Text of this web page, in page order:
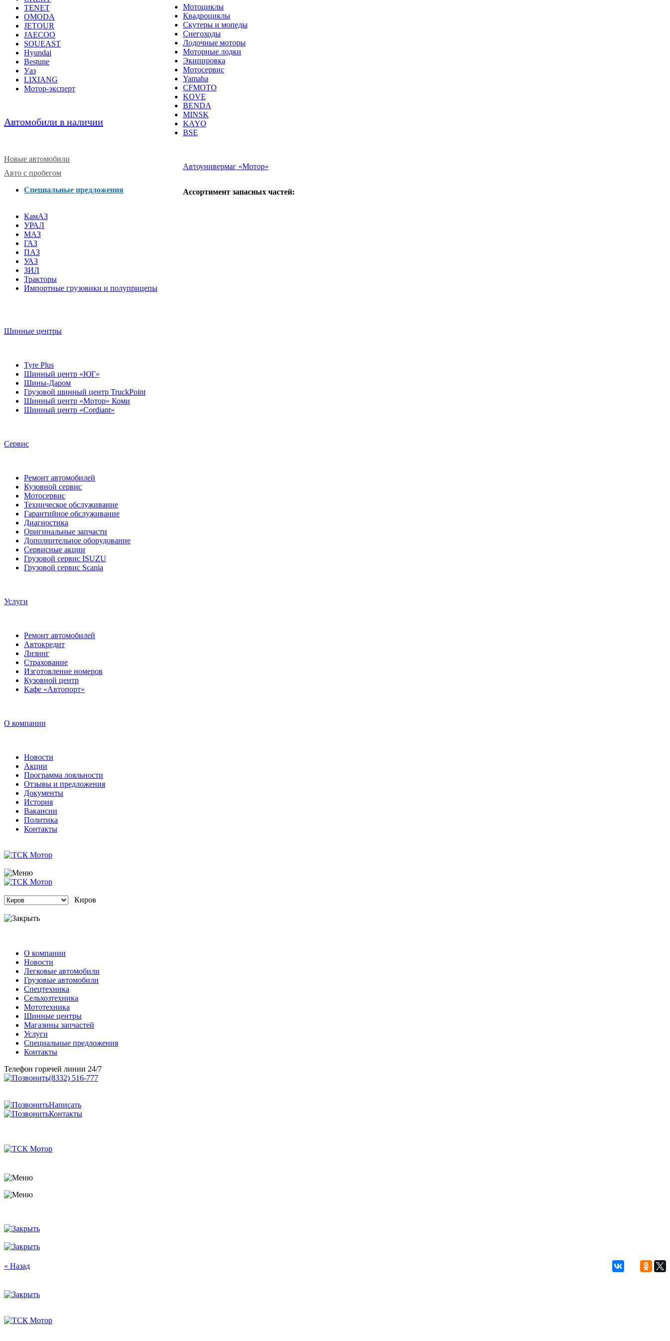
TENET
OMODA
JETOUR
JAECOO
SOUEAST
Hyundai
Bestune
Уаз
LIXIANG
Мотор-эксперт
Автомобили в наличии
Новые автомобили
Авто с пробегом
Специальные предложения
Мотоциклы
Квадроциклы
Скутеры и мопеды
Снегоходы
Лодочные моторы
Моторные лодки
Экипировка
Мотосервис
Yamaha
CFMOTO
KOVE
BENDA
MINSK
KAYO
BSE
Автоунивермаг «Мотор»
Ассортимент запасных частей:
КамАЗ
УРАЛ
МАЗ
ГАЗ
ПАЗ
УАЗ
ЗИЛ
Тракторы
Импортные грузовики и полуприцепы
Шинные центры
Tyre Plus
Шинный центр «ЮГ»
Шины-Даром
Грузовой шинный центр TruckPoint
Шинный центр «Мотор» Коми
Шинный центр «Cordiant»
Сервис
Ремонт автомобилей
Кузовной сервис
Мотосервис
Техническое обслуживание
Гарантийное обслуживание
Диагностика
Оригинальные запчасти
Дополнительное оборудование
Сервисные акции
Грузовой сервис ISUZU
Грузовой сервис Scania
Услуги
Ремонт автомобилей
Автокредит
Лизинг
Страхование
Изготовление номеров
Кузовной центр
Кафе «Автопорт»
О компании
Новости
Акции
Программа лояльности
Отзывы и предложения
Документы
История
Вакансии
Политика
Контакты
Киров
О компании
Новости
Легковые автомобили
Грузовые автомобили
Спецтехника
Сельхозтехника
Мототехника
Шинные центры
Магазины запчастей
Услуги
Специальные предложения
Контакты
Телефон горячей линии 24/7
(8332) 516-777
Написать
Контакты
« Назад